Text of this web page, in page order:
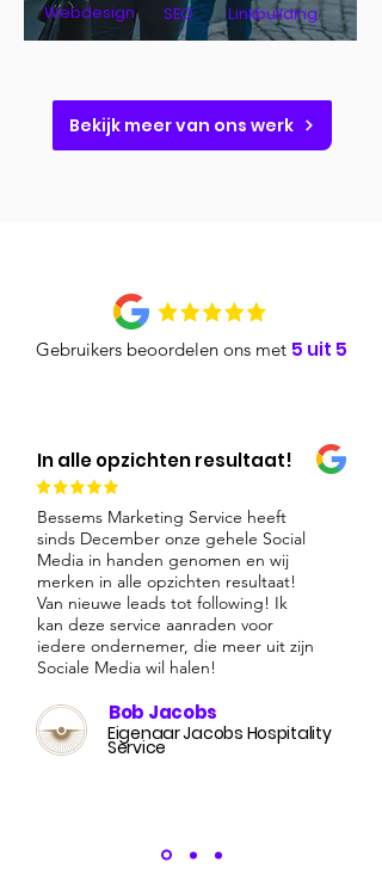
SEO Linkbuilding
Webdesign
Bekijk meer van ons werk
Gebruikers beoordelen ons met 5 uit 5
In alle opzichten resultaat!
Bessems Marketing Service heeft
sinds December onze gehele Social
Media in handen genomen en wij
merken in alle opzichten resultaat!
Van nieuwe leads tot following! Ik
kan deze service aanraden voor
iedere ondernemer, die meer uit zijn
Sociale Media wil halen!
Bob Jacobs
Eigenaar Jacobs Hospitality
Service